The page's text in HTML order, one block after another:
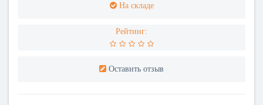
На складе
Рейтинг:
Оставить отзыв